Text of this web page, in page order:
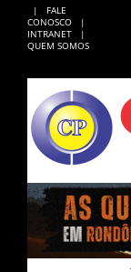
|
FALE
CONOSCO
|
INTRANET
|
QUEM SOMOS